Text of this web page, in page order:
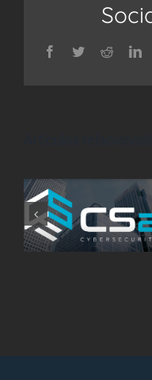
Facebook
TwitterReddit